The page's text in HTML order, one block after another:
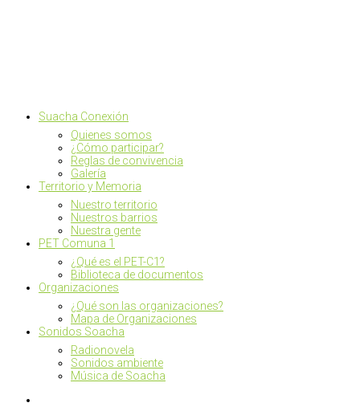
Suacha Conexión
Quienes somos
¿Cómo participar?
Reglas de convivencia
Galería
Territorio y Memoria
Nuestro territorio
Nuestros barrios
Nuestra gente
PET Comuna 1
¿Qué es el PET-C1?
Biblioteca de documentos
Organizaciones
¿Qué son las organizaciones?
Mapa de Organizaciones
Sonidos Soacha
Radionovela
Sonidos ambiente
Música de Soacha